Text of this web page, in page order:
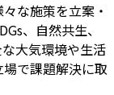
な施策を立案・
、自然共生、
大気環境や生活
で課題解決に取